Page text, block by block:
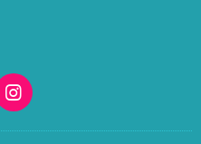
I
N
S